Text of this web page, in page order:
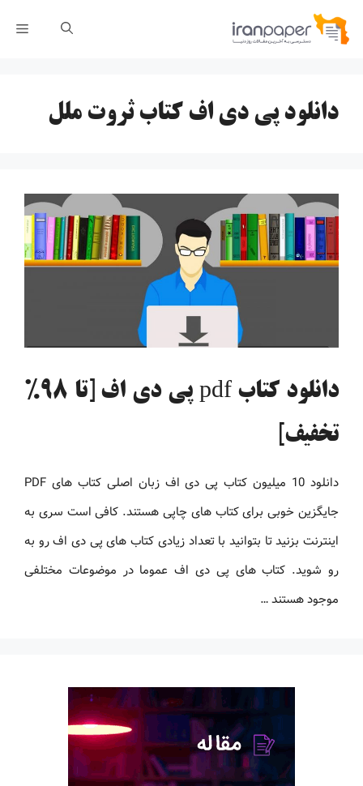
پرش
دانلود پی دی اف کتاب ثروت ملل
دانلود کتاب pdf پی دی اف [تا 98%
تخفیف]
دانلود 10 میلیون کتاب پی دی اف زبان اصلی کتاب های PDF
جایگزین خوبی برای کتاب های چاپی هستند. کافی است سری به
اینترنت بزنید تا بتوانید با تعداد زیادی کتاب های پی دی اف رو به
رو شوید. کتاب های پی دی اف عموما در موضوعات مختلفی
موجود هستند …